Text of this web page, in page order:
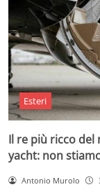
Esteri
Il re più ricco del
yacht: non
Antonio Murolo